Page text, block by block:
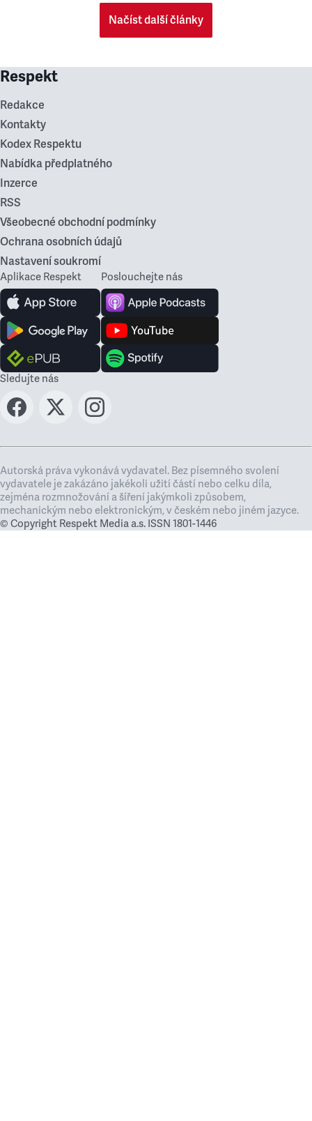
Načíst další články
Respekt
Redakce
Kontakty
Kodex Respektu
Nabídka předplatného
Inzerce
RSS
Všeobecné obchodní podmínky
Ochrana osobních údajů
Nastavení soukromí
Aplikace Respekt Poslouchejte nás
Sledujte nás
Autorská práva vykonává vydavatel. Bez písemného svolení
vydavatele je zakázáno jakékoli užití částí nebo celku díla,
zejména rozmnožování a šíření jakýmkoli způsobem,
mechanickým nebo elektronickým, v českém nebo jiném jazyce.
© Copyright Respekt Media a.s. ISSN 1801-1446